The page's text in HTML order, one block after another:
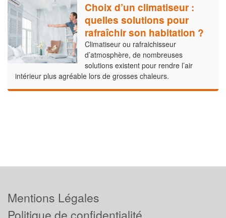
Choix d’un climatiseur :
quelles solutions pour
rafraîchir son habitation ?
Climatiseur ou rafraichisseur
d’atmosphère, de nombreuses
solutions existent pour rendre l’air
intérieur plus agréable lors de grosses chaleurs.
Mentions Légales